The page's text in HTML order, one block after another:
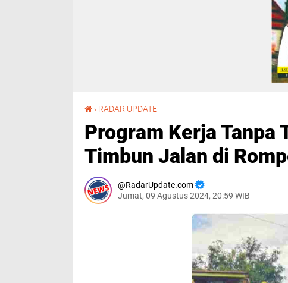
› RADAR UPDATE
Program Kerja Tanpa
Timbun Jalan di
RadarUpdate.com
Jumat, 09 Agustus 2024, 20:59 WIB